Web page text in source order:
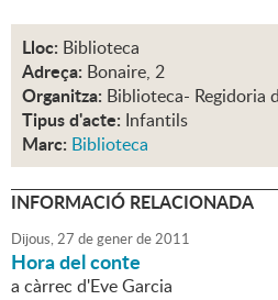
Lloc: Biblioteca
Adreça: Bonaire, 2
Organitza: Biblioteca- Regidoria
Tipus d'acte: Infantils
Marc: Biblioteca
INFORMACIÓ RELACIONADA
Dijous,27 degenerde2011
Hora del conte
a càrrec d'Eve Garcia